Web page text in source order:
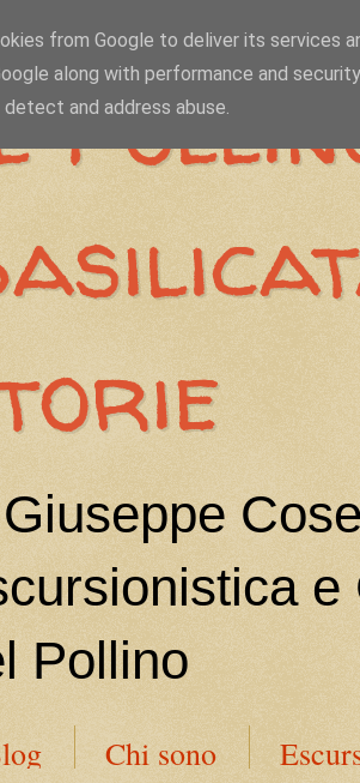
Pollino
Chi sono
from Google to deliver its services
along with performance and
and address abuse.